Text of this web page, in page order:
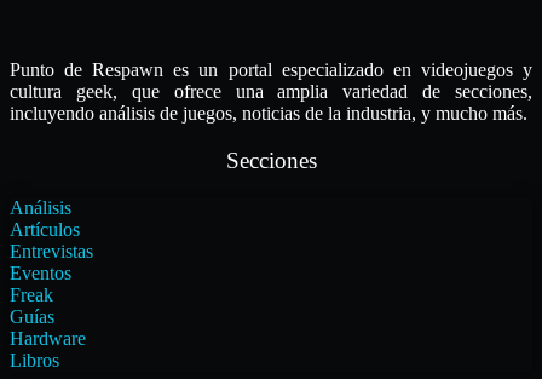
Punto de Respawn es un portal especializado en videojuegos y
cultura geek, que ofrece una amplia variedad de secciones,
incluyendo análisis de juegos, noticias de la industria, y mucho más.
Secciones
Análisis
Artículos
Entrevistas
Eventos
Freak
Guías
Hardware
Libros